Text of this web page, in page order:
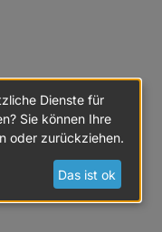
Dienste für
Sie können Ihre
oder zurückziehen.
Das ist ok